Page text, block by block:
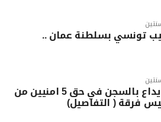
تونسي بسلطنة عمان ..
ابطاقة ايداع بالسجن في حق 5 امنيين من
فرقة ( التفاصيل)